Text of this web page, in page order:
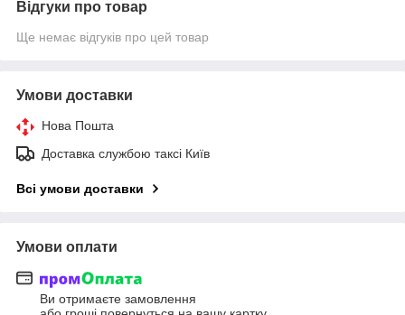
Відгуки про товар
Ще немає відгуків про цей товар
Умови доставки
Нова Пошта
Доставка службою таксі Київ
Всі умови доставки
Умови оплати
Ви отримаєте замовлення